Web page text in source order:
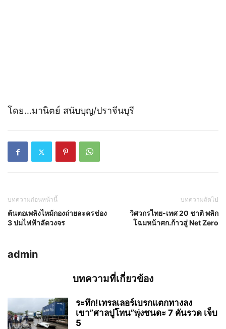
โดย…มานิตย์ สนับบุญ/ปราจีนบุรี
บทความก่อนหน้านี้
ต้นตอเพลิงไหม้กองถ่ายละครช่อง
3 ปมไฟฟ้าลัดวงจร
บทความถัดไป
วิศวกรไทย-เทศ 20 ชาติ พลิก
โฉมหน้าศก.ก้าวสู่ Net Zero
admin
บทความที่เกี่ยวข้อง
ระทึก!เทรลเลอร์เบรกแตกทางลง
เขา”ศาลปูโทน”พุ่งชนดะ 7 คันรวด เจ็บ
5